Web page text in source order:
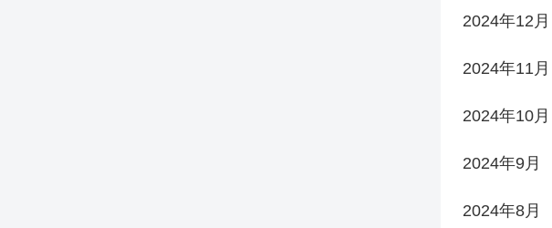
2024年12月
2024年11月
2024年10月
2024年9月
2024年8月